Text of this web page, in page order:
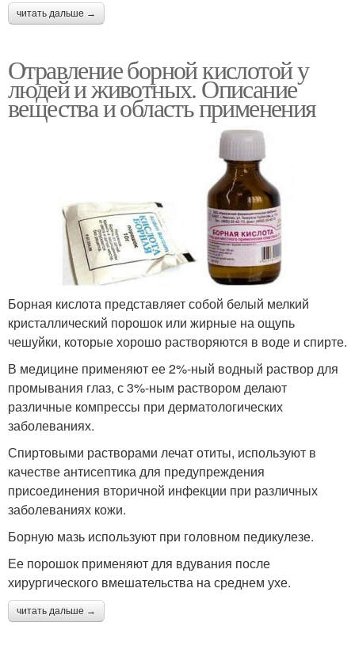
читать дальше →
Отравление борной кислотой у
людей и животных. Описание
вещества и область применения
Борная кислота представляет собой белый мелкий
кристаллический порошок или жирные на ощупь
чешуйки, которые хорошо растворяются в воде и спирте.
В медицине применяют ее 2%-ный водный раствор для
промывания глаз, с 3%-ным раствором делают
различные компрессы при дерматологических
заболеваниях.
Спиртовыми растворами лечат отиты, используют в
качестве антисептика для предупреждения
присоединения вторичной инфекции при различных
заболеваниях кожи.
Борную мазь используют при головном педикулезе.
Ее порошок применяют для вдувания после
хирургического вмешательства на среднем ухе.
читать дальше →